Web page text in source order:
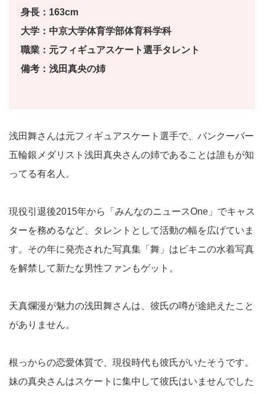
身長：163cm
大学：中京大学体育学部体育科学科
職業：元フィギュアスケート選手タレント
備考：浅田真央の姉
浅田舞さんは元フィギュアスケート選手で、バンクーバー
五輪銀メダリスト浅田真央さんの姉であることは誰もが知
ってる有名人。
現役引退後2015年から「みんなのニュースOne」でキャス
ターを務めるなど、タレントとして活動の幅を広げていま
す。その年に発売された写真集「舞」はビキニの水着写真
を解禁して新たな男性ファンもゲット。
天真爛漫が魅力の浅田舞さんは、彼氏の噂が途絶えたこと
がありません。
根っからの恋愛体質で、現役時代も彼氏がいたそうです。
妹の真央さんはスケートに集中して彼氏はいませんでした